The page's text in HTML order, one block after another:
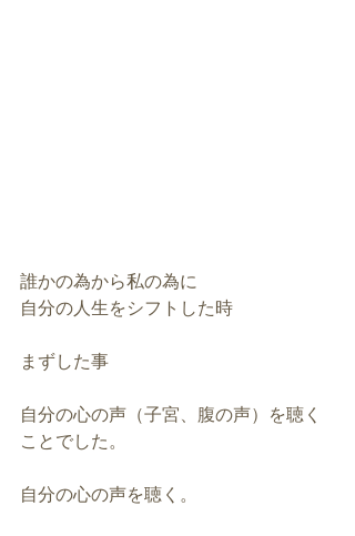
誰かの為から私の為に
自分の人生をシフトした時
まずした事
自分の心の声（子宮、腹の声）を聴く
ことでした。
自分の心の声を聴く。